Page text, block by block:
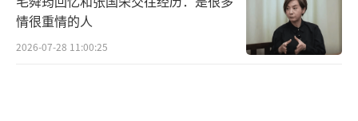
情很重情的人
2026-07-28 11:00:25